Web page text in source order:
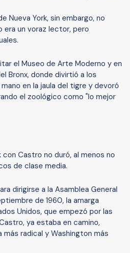
Nueva York, sin embargo, no
era un voraz lector, pero
el Museo de Arte Moderno y en
Bronx, donde divirtió a los
en la jaula del tigre y devoró
el zoológico como "lo mejor
con Castro no duró, al menos no
de clase media.
dirigirse a la Asamblea General
de 1960, la amarga
Unidos, que empezó por las
ya estaba en camino,
radical y Washington más